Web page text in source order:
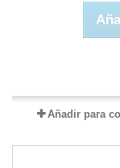
Añadir para